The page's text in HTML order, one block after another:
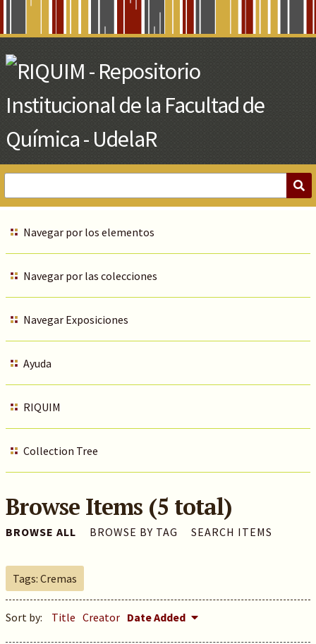
Main
Content
Navegar por los elementos
Navegar por las colecciones
Navegar Exposiciones
Ayuda
RIQUIM
Collection Tree
Browse Items (5 total)
BROWSE ALL BROWSE BY TAG SEARCH ITEMS
Tags: Cremas
Sort by: Title Creator Date Added